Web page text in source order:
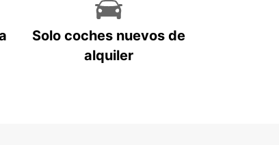
Solo coches nuevos de
alquiler